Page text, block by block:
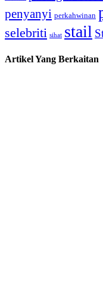
penyanyi perkahwinan
selebriti sihat stail
Artikel Yang Berkaitan